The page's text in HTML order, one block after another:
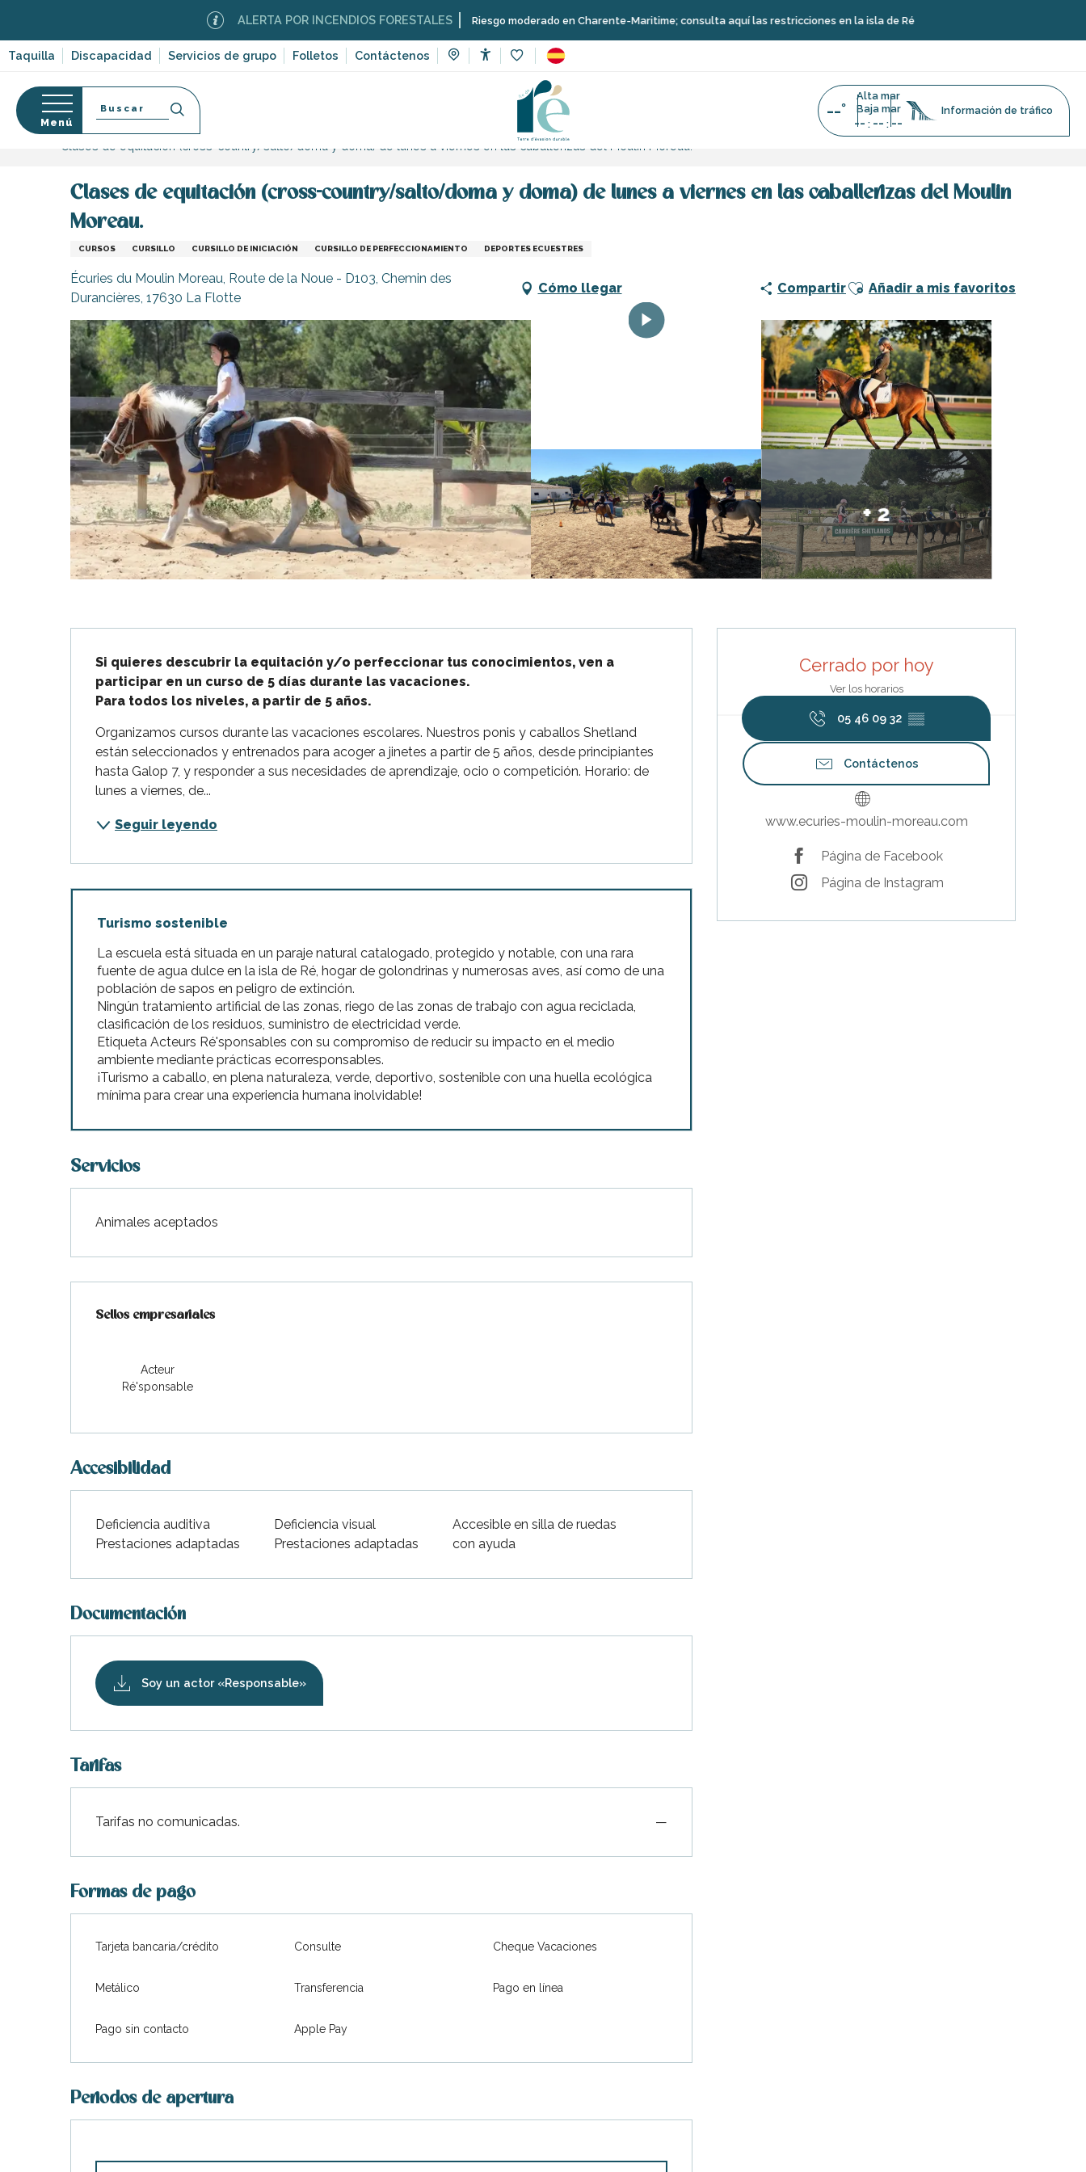
contenu
principal
Taquilla Discapacidad Servicios de grupo Folletos Contáctenos
ALERTA POR INCENDIOS FORESTALES Riesgo moderado en Charente-Maritime; consulta aquí las restricciones en la isla de Ré
Plage-en-
sur-
Portes-en-Ré
Plage
Martin-de-Ré
Marie-de-Ré
Menú
Buscar --°
Alta mar
Baja mar
-- : -- : --
Información de tráfico
Página Web
Clases de equitación (cross-country/salto/doma y doma) de lunes a viernes en las caballerizas del Moulin Moreau.
Clases de equitación (cross-country/salto/doma y doma) de lunes a viernes en las caballerizas del Moulin
Moreau.
CURSOS CURSILLO CURSILLO DE INICIACIÓN CURSILLO DE PERFECCIONAMIENTO DEPORTES ECUESTRES
Écuries du Moulin Moreau, Route de la Noue - D103, Chemin des
Durancières, 17630 La Flotte
Cómo llegar CompartirAjouter aux favoris
Añadir a mis favoritos
+ 2
Cerrado por hoy
Ver los horarios
05 46 09 32 ▒▒
Contáctenos
www.ecuries-moulin-moreau.com
Página de Facebook
Página de Instagram
Si quieres descubrir la equitación y/o perfeccionar tus conocimientos, ven a
participar en un curso de 5 días durante las vacaciones.
Para todos los niveles, a partir de 5 años.
Organizamos cursos durante las vacaciones escolares. Nuestros ponis y caballos Shetland
están seleccionados y entrenados para acoger a jinetes a partir de 5 años, desde principiantes
hasta Galop 7, y responder a sus necesidades de aprendizaje, ocio o competición. Horario: de
lunes a viernes, de...
Seguir leyendo
Turismo sostenible
La escuela está situada en un paraje natural catalogado, protegido y notable, con una rara
fuente de agua dulce en la isla de Ré, hogar de golondrinas y numerosas aves, así como de una
población de sapos en peligro de extinción.
Ningún tratamiento artificial de las zonas, riego de las zonas de trabajo con agua reciclada,
clasificación de los residuos, suministro de electricidad verde.
Etiqueta Acteurs Ré'sponsables con su compromiso de reducir su impacto en el medio
ambiente mediante prácticas ecorresponsables.
¡Turismo a caballo, en plena naturaleza, verde, deportivo, sostenible con una huella ecológica
mínima para crear una experiencia humana inolvidable!
Servicios
Animales aceptados
Sellos empresariales
Sellos empresariales
Acteur
Ré'sponsable
Accesibilidad
Deficiencia auditiva
Prestaciones adaptadas
Deficiencia visual
Prestaciones adaptadas
Accesible en silla de ruedas
con ayuda
Documentación
Soy un actor «Responsable»
Tarifas
Tarifas no comunicadas. —
Formas de pago
Tarjeta bancaria/crédito Consulte Cheque Vacaciones
Metálico Transferencia Pago en línea
Pago sin contacto Apple Pay
Periodos de apertura